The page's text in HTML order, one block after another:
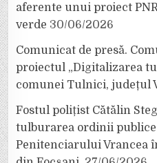
aferente unui proiect
verde 30/06/2026
Comunicat de presă.
proiectul „Digitalizarea
comunei Tulnici, județul
Fostul polițist Cătălin
tulburarea ordinii
Penitenciarului Vrancea